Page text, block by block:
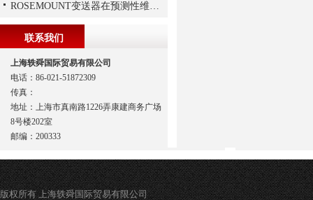
ROSEMOUNT变送器在预测性维护与数字化工厂中的实战应用
联系我们
上海轶舜国际贸易有限公司
电话：86-021-51872309
传真：
地址：上海市真南路1226弄康建商务广场
8号楼202室
邮编：200333
版权所有 上海轶舜国际贸易有限公司